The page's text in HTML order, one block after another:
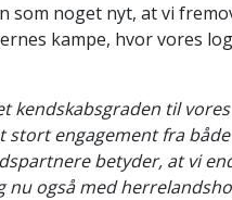
noget nyt, at vi
kampe, hvor vores
kendskabsgraden til
stort engagement fra både
betyder, at vi
også med